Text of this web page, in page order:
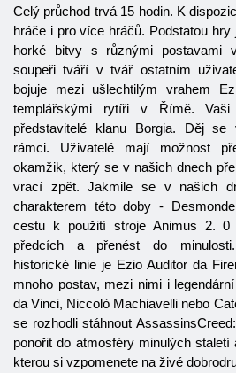
Celý průchod trvá 15 hodin. K
hráče i pro více hráčů. Podstatou
horké bitvy s různými postavami
soupeři tváří v tvář ostatním
bojuje mezi ušlechtilým vrahem
templářskými rytíři v Římě. Vaši
představitelé klanu Borgia. Děj se
rámci. Uživatelé mají možnost
okamžik, který se v našich dnech
vrací zpět. Jakmile se v našich
charakterem této doby -
cestu k použití stroje Animus 2.
předcích a přenést do
historické linie je Ezio Auditor da
mnoho postav, mezi nimi i
da Vinci, Niccolò Machiavelli nebo
se rozhodli stáhnout
ponořit do atmosféry minulých staletí
kterou si vzpomenete na živé